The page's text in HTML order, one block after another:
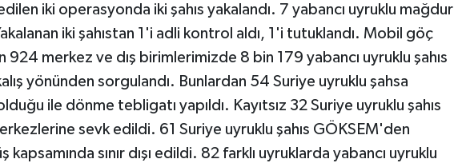
iki operasyonda iki şahıs yakalandı. 7 yabancı uyruklu mağdur
iki şahıstan 1'i adli kontrol aldı, 1'i tutuklandı. Mobil göç
924 merkez ve dış birimlerimizde 8 bin 179 yabancı uyruklu şahıs
yönünden sorgulandı. Bunlardan 54 Suriye uyruklu şahsa
ile dönme tebligatı yapıldı. Kayıtsız 32 Suriye uyruklu şahıs
sevk edildi. 61 Suriye uyruklu şahıs GÖKSEM'den
sınır dışı edildi. 82 farklı uyruklarda yabancı uyruklu